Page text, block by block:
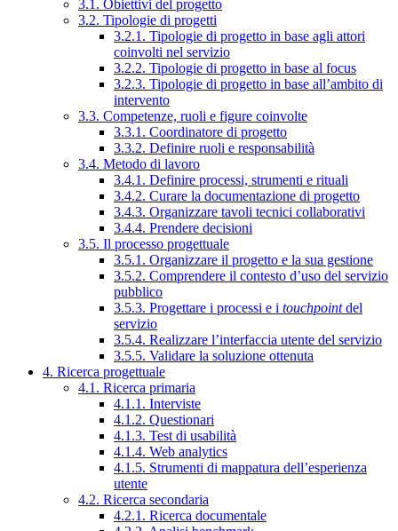
3.1. Obiettivi del progetto
3.2. Tipologie di progetti
3.2.1. Tipologie di progetto in base agli attori
coinvolti nel servizio
3.2.2. Tipologie di progetto in base al focus
3.2.3. Tipologie di progetto in base all’ambito di
intervento
3.3. Competenze, ruoli e figure coinvolte
3.3.1. Coordinatore di progetto
3.3.2. Definire ruoli e responsabilità
3.4. Metodo di lavoro
3.4.1. Definire processi, strumenti e rituali
3.4.2. Curare la documentazione di progetto
3.4.3. Organizzare tavoli tecnici collaborativi
3.4.4. Prendere decisioni
3.5. Il processo progettuale
3.5.1. Organizzare il progetto e la sua gestione
3.5.2. Comprendere il contesto d’uso del servizio
pubblico
3.5.3. Progettare i processi e i touchpointdel
servizio
3.5.4. Realizzare l’interfaccia utente del servizio
3.5.5. Validare la soluzione ottenuta
4. Ricerca progettuale
4.1. Ricerca primaria
4.1.1. Interviste
4.1.2. Questionari
4.1.3. Test di usabilità
4.1.4. Web analytics
4.1.5. Strumenti di mappatura dell’esperienza
utente
4.2. Ricerca secondaria
4.2.1. Ricerca documentale